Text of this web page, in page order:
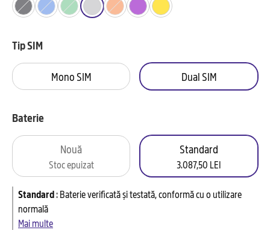
Tip SIM
Mono SIM Dual SIM
Baterie
Nouă
Stoc epuizat
Standard
3.087,50 LEI
Standard:Baterie verificată și testată, conformă cu o utilizare
normală
Mai multe